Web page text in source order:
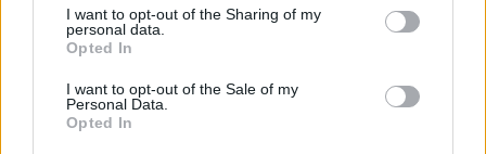
not limited to your visit or usage behaviour. You may click to
grant or deny consent to Google and its third-party tags to
use your data for below specified purposes in below Google
consent section.
I want to opt-out of the Sharing of my
personal data.
Opted In
I want to opt-out of the Sale of my
Personal Data.
Opted In